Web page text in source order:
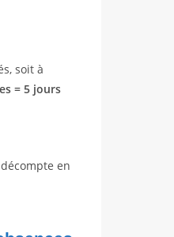
soit à
= 5 jours
en